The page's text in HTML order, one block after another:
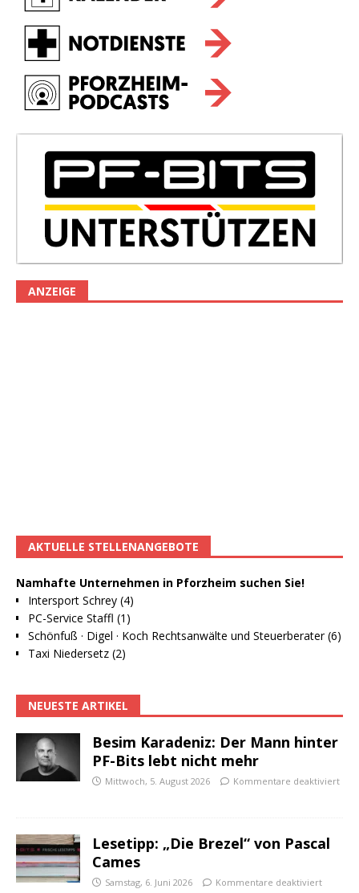
ANZEIGE
AKTUELLE STELLENANGEBOTE
Namhafte Unternehmen in Pforzheim suchen Sie!
Intersport Schrey (4)
PC-Service Staffl (1)
Schönfuß · Digel · Koch Rechtsanwälte und Steuerberater (6)
Taxi Niedersetz (2)
NEUESTE ARTIKEL
Besim Karadeniz: Der Mann hinter
PF-Bits lebt nicht mehr
Mittwoch, 5. August 2026 Kommentare deaktiviert
Lesetipp: „Die Brezel“ von Pascal
Cames
Samstag, 6. Juni 2026 Kommentare deaktiviert